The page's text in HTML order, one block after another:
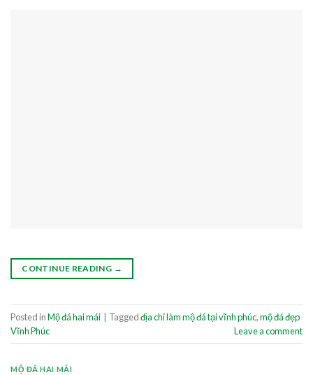
CONTINUE READING →
Posted inMộ đá hai mái Taggedđịa chỉ làm mộ đá tại vĩnh phúc,mộ đá đẹp
Vĩnh Phúc
Leave a comment
MỘ ĐÁ HAI MÁI